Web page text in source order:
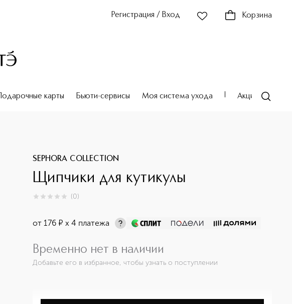
Регистрация / Вход Корзина
Подарочные карты Бьюти-сервисы Моя система ухода Акции
SEPHORA COLLECTION
Щипчики для кутикулы
0из 0 (0)
от 176 ¤ х 4 платежа
Временно нет в наличии
Добавьте его в избранное, чтобы узнать о поступлении